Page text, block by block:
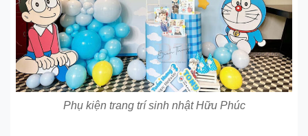
Phụ kiện trang trí sinh nhật Hữu Phúc